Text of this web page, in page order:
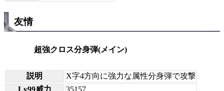
友情
超強クロス分身弾(メイン)
説明
X字4方向に強力な属性分身弾で攻撃